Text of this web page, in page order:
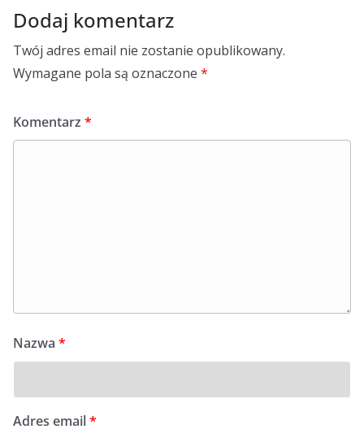
Dodaj komentarz
Twój adres email nie zostanie opublikowany.
Wymagane pola są oznaczone *
Komentarz *
Nazwa *
Adres email*